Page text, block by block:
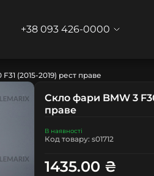
+38 093 426-0000
(2015-2019) рест праве
Скло фари BMW 3
праве
В наявності
Код товару: s01712
1435.00 ₴